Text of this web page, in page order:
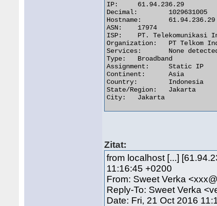
IP:	61.94.236.29
Decimal:	1029631005
Hostname:	61.94.236.29
ASN:	17974
ISP:	PT. Telekomunikasi Indonesia
Organization:	PT Telkom Indonesia
Services:	None detected
Type:	Broadband
Assignment:	Static IP
Continent:	Asia
Country:	Indonesia
State/Region:	Jakarta
City:	Jakarta
Zitat:
from localhost [...]
11:16:45 +0200
From: Sweet Verka
Reply-To: Sweet Verka
Date: Fri, 21 Oct 2016